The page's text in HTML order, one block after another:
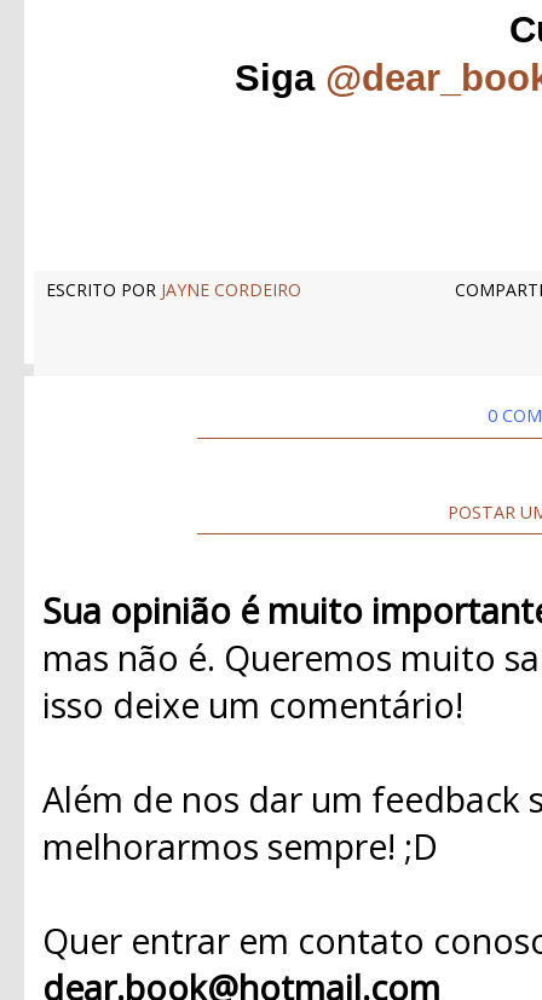
Siga
ESCRITO POR JAYNE CORDEIRO
0
POSTAR
Sua opinião é muito
mas não é. Queremos muito
isso deixe um comentário!
Além de nos dar um
melhorarmos sempre! ;D
Quer entrar em contato
dear.book@hotmail.com